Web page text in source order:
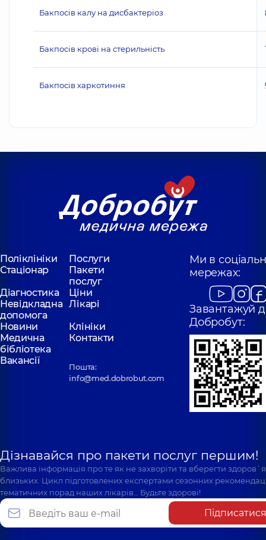
Бакпосів калу на дисбактеріоз
Бакпосів крові на стерильність
Бакпосів харкотиння
Поліклініки
Послуги
Стаціонар
Пакети
послуг
Діагностика
Ціни
Невідкладна
допомога
Лікарі
Новини
Клініки
Медична
бібліотека
Контакти
Вакансії
Пошта:
info@med.dobrobut.com
Ми в
мережах:
Завантажуй
Добробут:
Дізнавайся про пакети послуг першим!
Важлива інформація про те як не захворіти та вберегти
близьких. Цикл підготовлених експертами сезонних
тематичних порад наших лікарів… Будьте здорові!
Підписатися